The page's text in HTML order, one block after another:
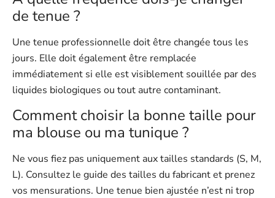
de tenue ?
Une tenue professionnelle doit être changée tous les
jours. Elle doit également être remplacée
immédiatement si elle est visiblement souillée par des
liquides biologiques ou tout autre contaminant.
Comment choisir la bonne taille pour
ma blouse ou ma tunique ?
Ne vous fiez pas uniquement aux tailles standards (S, M,
L). Consultez le guide des tailles du fabricant et prenez
vos mensurations. Une tenue bien ajustée n’est ni trop